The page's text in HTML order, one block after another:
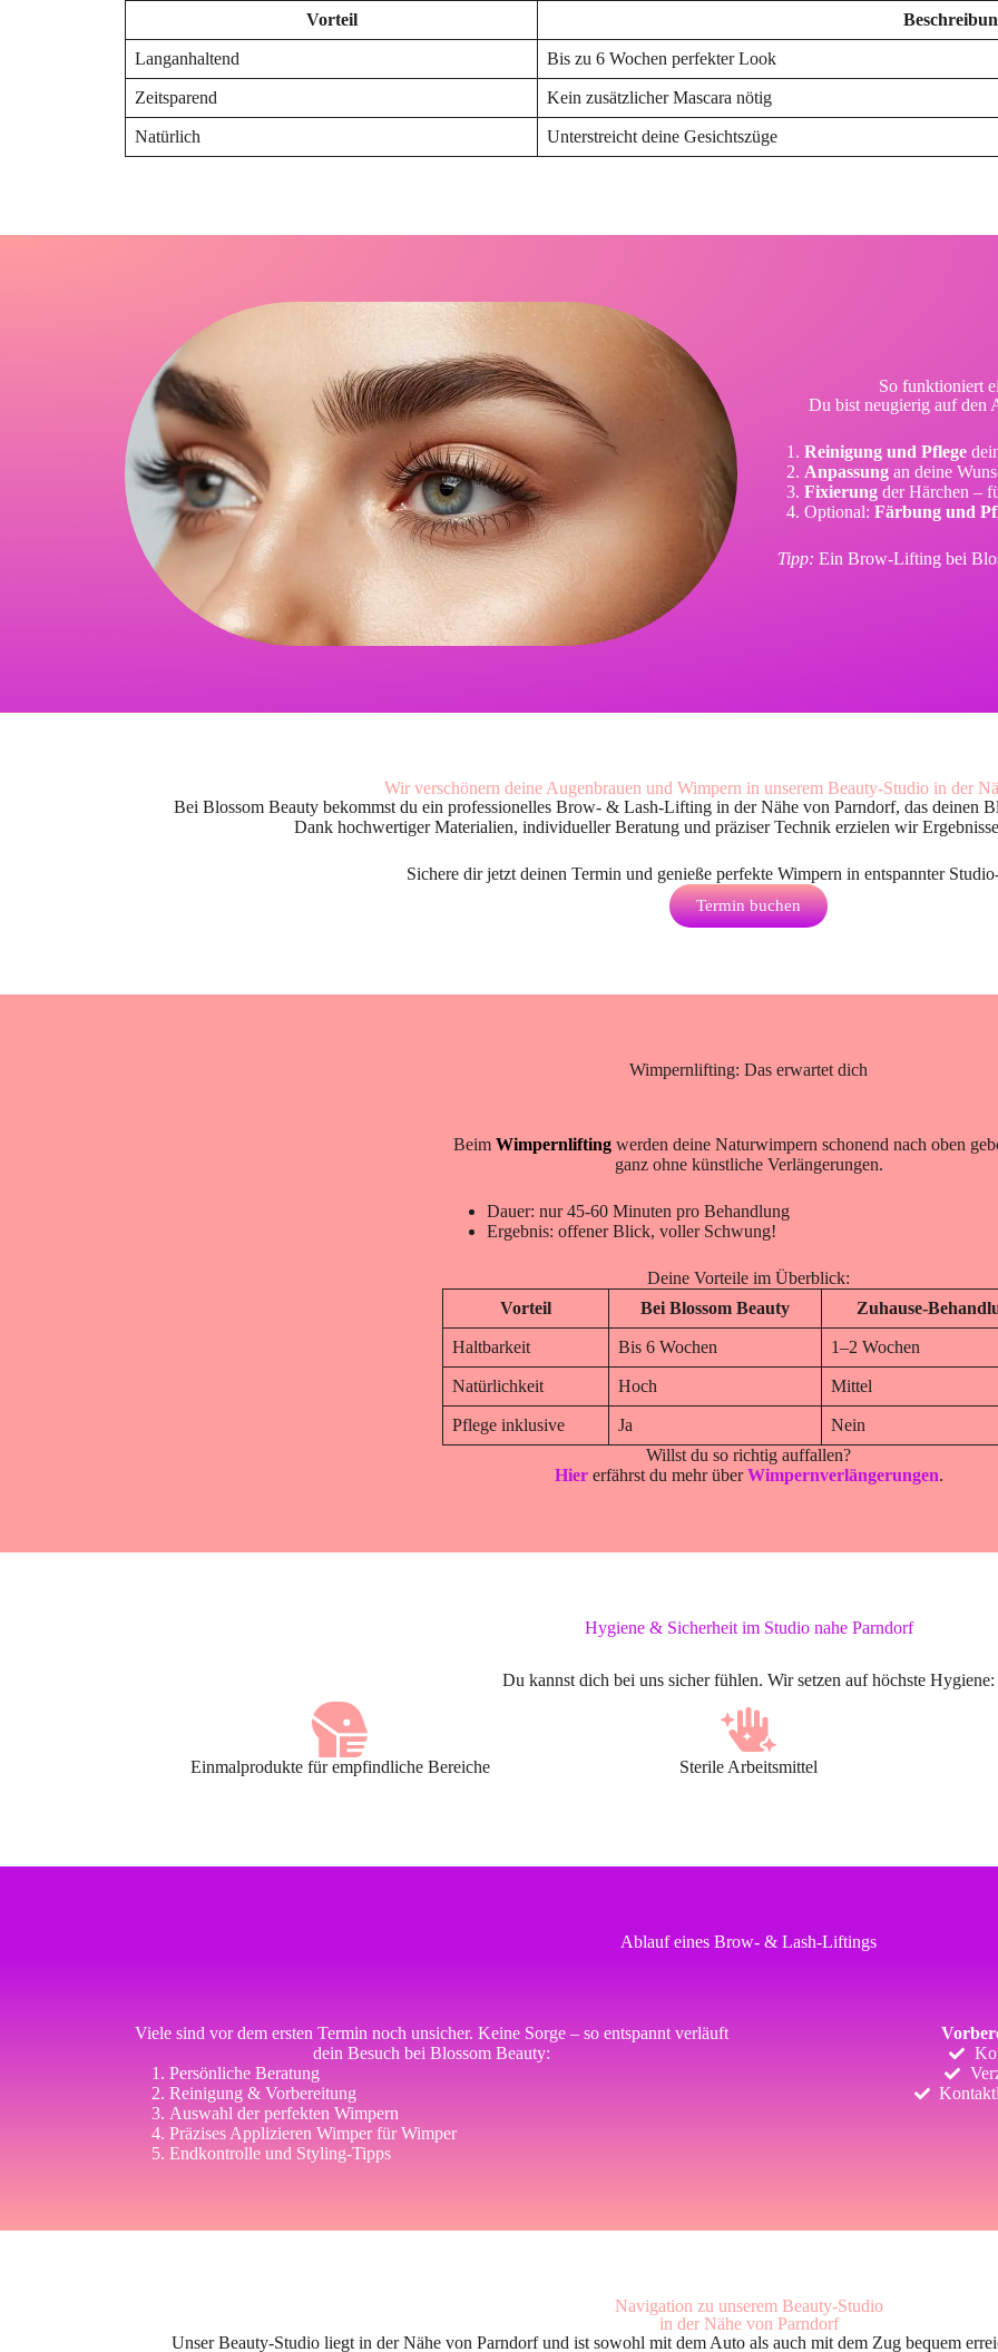
Vorteil
Langanhaltend Bis zu 6 Wochen perfekter Look
Zeitsparend Kein zusätzlicher Mascara nötig
Natürlich Unterstreicht deine Gesichtszüge
So funktioniert
Du bist neugierig auf den
Reinigung und Pflege
Anpassung an deine
Fixierung der Härchen –
Optional: Färbung und
Tipp: Ein Brow-Lifting bei
Wir verschönern deine Augenbrauen und Wimpern in unserem Beauty-Studio in der
Bei Blossom Beauty bekommst du ein professionelles Brow- & Lash-Lifting in der Nähe von Parndorf, das deinen
Dank hochwertiger Materialien, individueller Beratung und präziser Technik erzielen wir
Sichere dir jetzt deinen Termin und genieße perfekte Wimpern in entspannter
Termin buchen
Wimpernlifting: Das erwartet dich
Beim Wimpernlifting werden deine Naturwimpern schonend nach oben
ganz ohne künstliche Verlängerungen.
Dauer: nur 45-60 Minuten pro Behandlung
Ergebnis: offener Blick, voller Schwung!
Deine Vorteile im Überblick:
Vorteil
Bei Blossom Beauty Zuhause-
Haltbarkeit Bis 6 Wochen 1–2 Wochen
Natürlichkeit Hoch Mittel
Pflege inklusive Ja
Nein
Willst du so richtig auffallen?
Hiererfährst du mehr überWimpernverlängerungen.
Hygiene & Sicherheit im Studio nahe Parndorf
Du kannst dich bei uns sicher fühlen. Wir setzen auf höchste Hygiene:
Einmalprodukte für empfindliche Bereiche Sterile Arbeitsmittel
Ablauf eines Brow- & Lash-Liftings
Viele sind vor dem ersten Termin noch unsicher. Keine Sorge – so entspannt verläuft
dein Besuch bei Blossom Beauty:
Persönliche Beratung
Reinigung & Vorbereitung
Auswahl der perfekten Wimpern
Präzises Applizieren Wimper für Wimper
Endkontrolle und Styling-Tipps
Navigation zu unserem Beauty-Studio
in der Nähe von Parndorf
Unser Beauty-Studio liegt in der Nähe von Parndorf und ist sowohl mit dem Auto als auch mit dem Zug bequem